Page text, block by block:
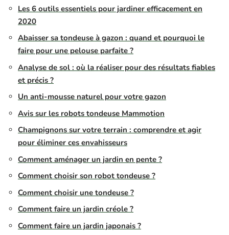
Les 6 outils essentiels pour jardiner efficacement en
2020
Abaisser sa tondeuse à gazon : quand et pourquoi le
faire pour une pelouse parfaite ?
Analyse de sol : où la réaliser pour des résultats fiables
et précis ?
Un anti-mousse naturel pour votre gazon
Avis sur les robots tondeuse Mammotion
Champignons sur votre terrain : comprendre et agir
pour éliminer ces envahisseurs
Comment aménager un jardin en pente ?
Comment choisir son robot tondeuse ?
Comment choisir une tondeuse ?
Comment faire un jardin créole ?
Comment faire un jardin japonais ?